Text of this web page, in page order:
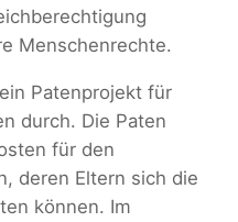
Menschenrechte.
Patenprojekt für
durch. Die Paten
für den
deren Eltern sich die
können. Im